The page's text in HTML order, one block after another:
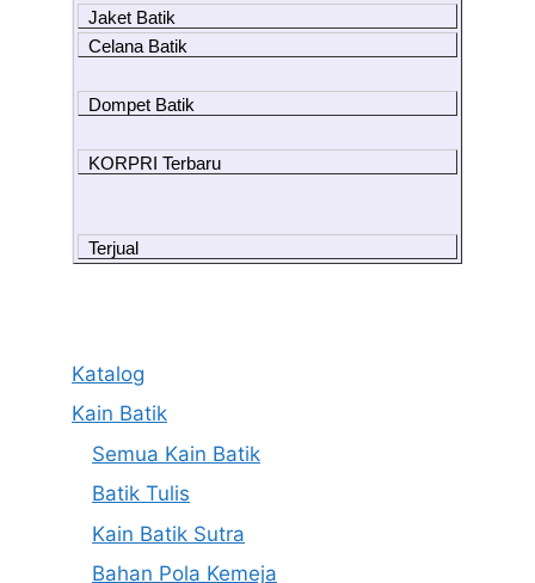
Jaket Batik
Celana Batik
Dompet Batik
KORPRI Terbaru
Terjual
Katalog
Kain Batik
Semua Kain Batik
Batik Tulis
Kain Batik Sutra
Bahan Pola Kemeja